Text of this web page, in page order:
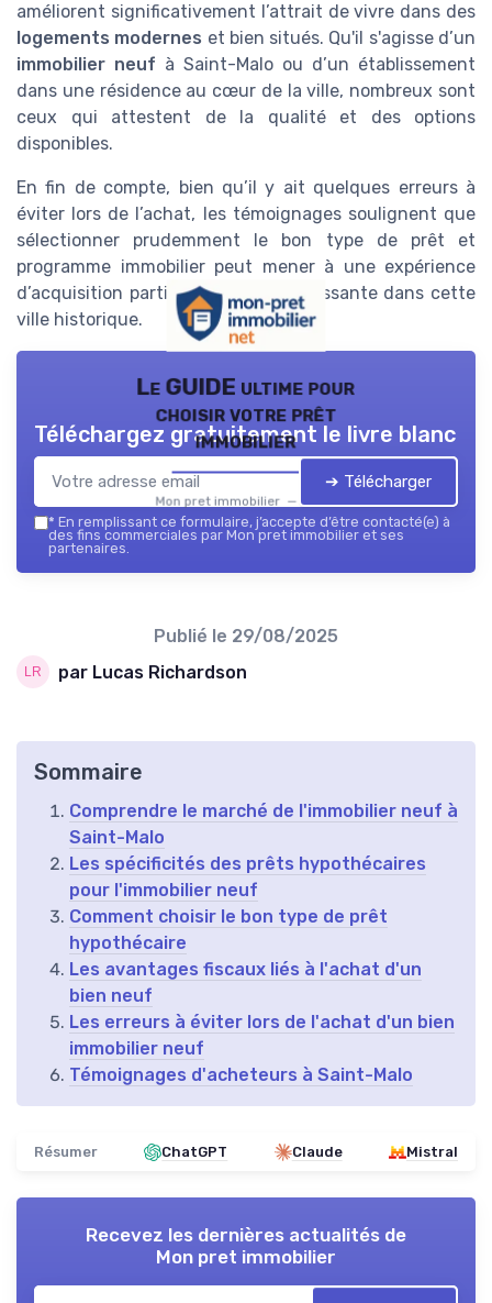
améliorent significativement l’attrait de vivre dans des
logements modernes et bien situés. Qu'il s'agisse d’un
immobilier neuf à Saint-Malo ou d’un établissement
dans une résidence au cœur de la ville, nombreux sont
ceux qui attestent de la qualité et des options
disponibles.
En fin de compte, bien qu’il y ait quelques erreurs à
éviter lors de l’achat, les témoignages soulignent que
sélectionner prudemment le bon type de prêt et
programme immobilier peut mener à une expérience
d’acquisition particulièrement réjouissante dans cette
ville historique.
Le GUIDE ultime pour
choisir votre prêt
immobilier
Mon pret immobilier — 2026
Téléchargez gratuitement le livre blanc
➔ Télécharger
* En remplissant ce formulaire, j’accepte d’être contacté(e) à
des fins commerciales par Mon pret immobilier et ses
partenaires.
Publié le 29/08/2025
par Lucas Richardson
Sommaire
Comprendre le marché de l'immobilier neuf à
Saint-Malo
Les spécificités des prêts hypothécaires
pour l'immobilier neuf
Comment choisir le bon type de prêt
hypothécaire
Les avantages fiscaux liés à l'achat d'un
bien neuf
Les erreurs à éviter lors de l'achat d'un bien
immobilier neuf
Témoignages d'acheteurs à Saint-Malo
Résumer ChatGPT Claude Mistral
Recevez les dernières actualités de
Mon pret immobilier